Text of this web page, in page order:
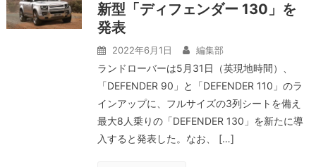
新型「ディフェンダー 130」を
発表
2022年6月1日 編集部
ランドローバーは5月31日（英現地時間）、
「DEFENDER 90」と「DEFENDER 110」のラ
インアップに、フルサイズの3列シートを備え
最大8人乗りの「DEFENDER 130」を新たに導
入すると発表した。なお、 […]